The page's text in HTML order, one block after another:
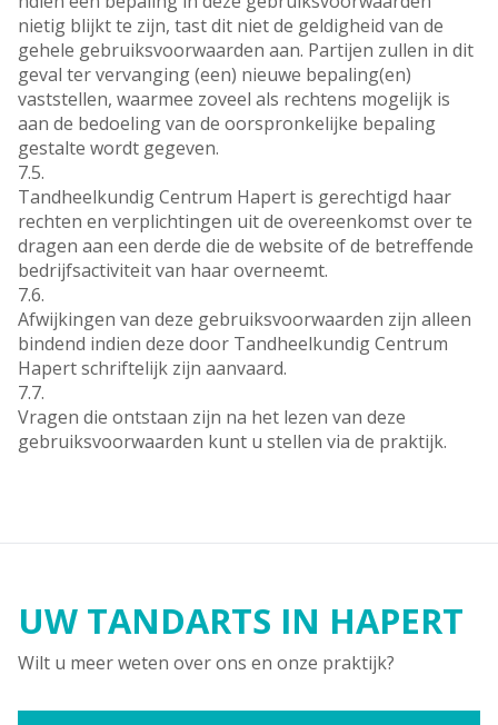
nietig blijkt te zijn, tast dit niet de geldigheid van de
gehele gebruiksvoorwaarden aan. Partijen zullen in dit
geval ter vervanging (een) nieuwe bepaling(en)
vaststellen, waarmee zoveel als rechtens mogelijk is
aan de bedoeling van de oorspronkelijke bepaling
gestalte wordt gegeven.
7.5.
Tandheelkundig Centrum Hapert is gerechtigd haar
rechten en verplichtingen uit de overeenkomst over te
dragen aan een derde die de website of de betreffende
bedrijfsactiviteit van haar overneemt.
7.6.
Afwijkingen van deze gebruiksvoorwaarden zijn alleen
bindend indien deze door Tandheelkundig Centrum
Hapert schriftelijk zijn aanvaard.
7.7.
Vragen die ontstaan zijn na het lezen van deze
gebruiksvoorwaarden kunt u stellen via de praktijk.
UW TANDARTS IN HAPERT
Wilt u meer weten over ons en onze praktijk?